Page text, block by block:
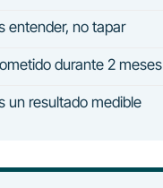
entender, no tapar
durante 2 meses
un resultado medible